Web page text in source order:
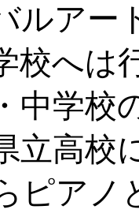
ルアー
校へは
中学校
立高校
ピアノ